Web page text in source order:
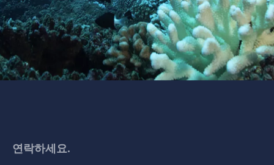
연락하세요.